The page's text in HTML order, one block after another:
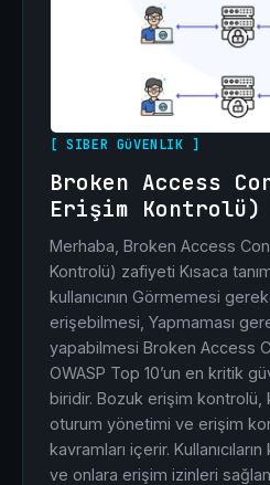
[ SIBER GüVENLIK ]
Broken Access
Erişim Kontrolü)
Merhaba, Broken Access
Kontrolü) zafiyeti Kısaca
kullanıcının Görmemesi
erişebilmesi, Yapmaması
yapabilmesi Broken Access
OWASP Top 10’un en kritik
biridir. Bozuk erişim kontrolü,
oturum yönetimi ve erişim
kavramları içerir.
ve onlara erişim izinleri